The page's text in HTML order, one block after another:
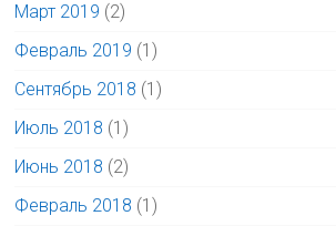
Март 2019 (2)
Февраль 2019 (1)
Сентябрь 2018 (1)
Июль 2018 (1)
Июнь 2018 (2)
Февраль 2018 (1)